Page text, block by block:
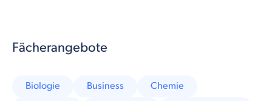
Fächerangebote
Biologie Business
Chemie